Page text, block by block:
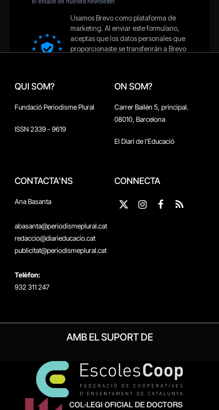
QUI SOM?
Fundació Periodisme Plural
ISSN 2339 - 9619
ON SOM?
Carrer Bailén 5, principal.
08010, Barcelona
El Diari de l'Educació
CONTACTA'NS
Ana Basanta
abasanta@periodismeplural.cat
redaccio@diarieducacio.cat
publicitat@periodismeplural.cat
Telèfon:
932 311 247
CONNECTA
X
Instagram
Facebook
RSS
AMB EL SUPORT DE